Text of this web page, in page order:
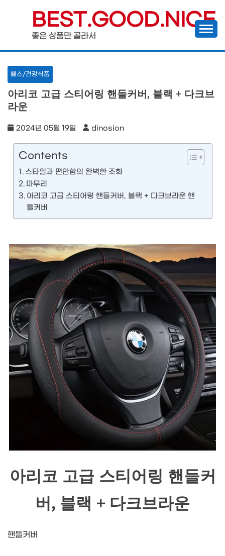
content
BEST.GOOD.NICE
좋은 상품만 골라서
헬스/건강식품
아리코 고급 스티어링 핸들커버, 블랙 + 다크브
라운
2024년 05월 19일 dinosion
Contents
스타일과 편안함의 완벽한 조화
마무리
아리코 고급 스티어링 핸들커버, 블랙 + 다크브라운 핸
들커버
아리코 고급 스티어링 핸들커
버, 블랙 + 다크브라운
핸들커버